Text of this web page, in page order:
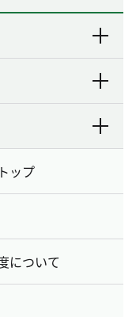
ップ
について